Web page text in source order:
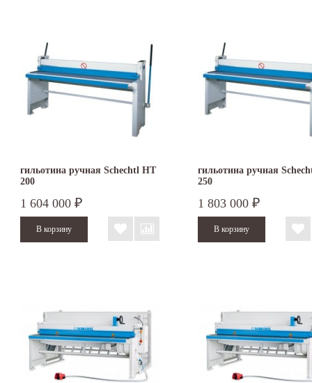
гильотина ручная Schechtl HT
200
1 604 000 ₽
гильотина ручная
250
1 803 000 ₽